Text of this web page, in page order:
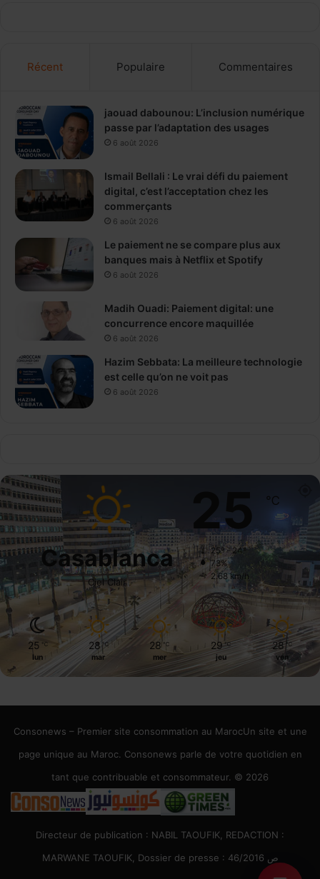
Récent Populaire Commentaires
jaouad dabounou: L’inclusion numérique
passe par l’adaptation des usages
6 août 2026
Ismail Bellali : Le vrai défi du paiement
digital, c’est l’acceptation chez les
commerçants
6 août 2026
Le paiement ne se compare plus aux
banques mais à Netflix et Spotify
6 août 2026
Madih Ouadi: Paiement digital: une
concurrence encore maquillée
6 août 2026
Hazim Sebbata: La meilleure technologie
est celle qu’on ne voit pas
6 août 2026
Casablanca
Ciel Clair
25 ℃
25º - 24º
73%
2.68 km/h
25 ℃
lun
28 ℃
mar
28 ℃
mer
29 ℃
jeu
28 ℃
ven
Consonews – Premier site consommation au MarocUn site et une
page unique au Maroc. Consonews parle de votre quotidien en
tant que contribuable et consommateur. © 2026
Directeur de publication : NABIL TAOUFIK, REDACTION :
MARWANE TAOUFIK, Dossier de presse : 46/2016 ص